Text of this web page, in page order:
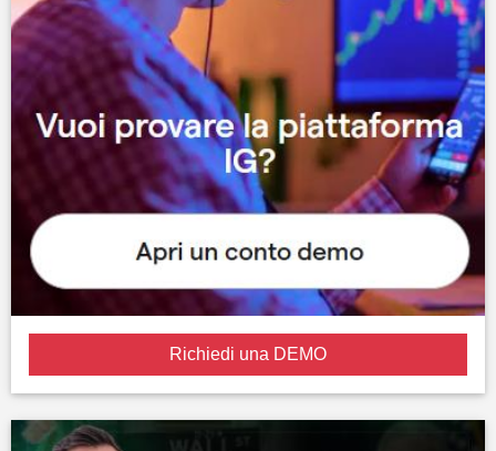
Richiedi una DEMO